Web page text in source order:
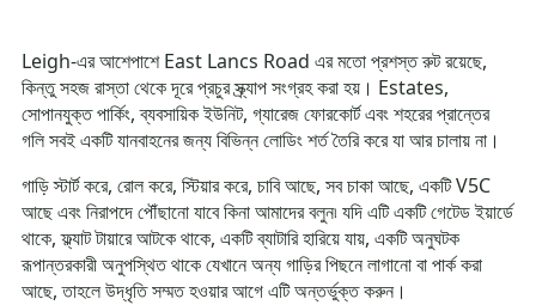
Leigh-এর আশেপাশে East Lancs Road এর মতো প্রশস্ত রুট রয়েছে,
কিন্তু সহজ রাস্তা থেকে দূরে প্রচুর স্ক্র্যাপ সংগ্রহ করা হয়। Estates,
সোপানযুক্ত পার্কিং, ব্যবসায়িক ইউনিট, গ্যারেজ ফোরকোর্ট এবং শহরের প্রান্তের
গলি সবই একটি যানবাহনের জন্য বিভিন্ন লোডিং শর্ত তৈরি করে যা আর চালায় না।
গাড়ি স্টার্ট করে, রোল করে, স্টিয়ার করে, চাবি আছে, সব চাকা আছে, একটি V5C
আছে এবং নিরাপদে পৌঁছানো যাবে কিনা আমাদের বলুন৷ যদি এটি একটি গেটেড ইয়ার্ডে
থাকে, ফ্ল্যাট টায়ারে আটকে থাকে, একটি ব্যাটারি হারিয়ে যায়, একটি অনুঘটক
রূপান্তরকারী অনুপস্থিত থাকে যেখানে অন্য গাড়ির পিছনে লাগানো বা পার্ক করা
আছে, তাহলে উদ্ধৃতি সম্মত হওয়ার আগে এটি অন্তর্ভুক্ত করুন।